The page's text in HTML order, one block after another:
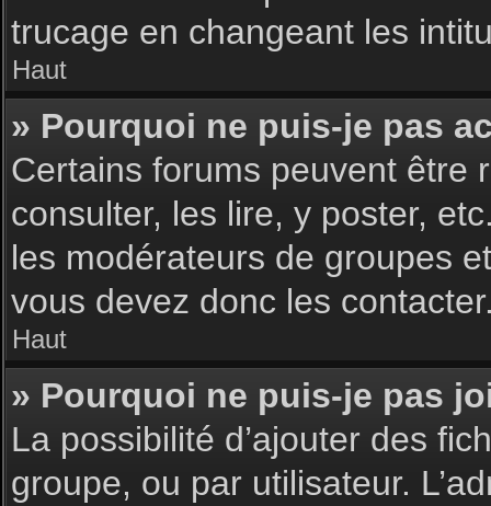
trucage en changeant les
Haut
» Pourquoi ne puis-je pas
Certains forums peuvent être
consulter, les lire, y poster,
les modérateurs de groupes
vous devez donc les
Haut
» Pourquoi ne puis-je pas
La possibilité d’ajouter des
groupe, ou par utilisateur.